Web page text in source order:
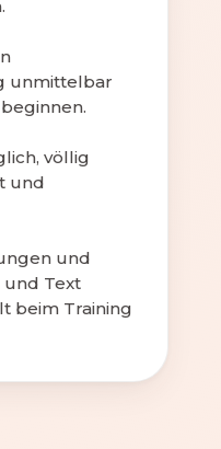
unmittelbar
völlig
und
und
und Text
beim Training